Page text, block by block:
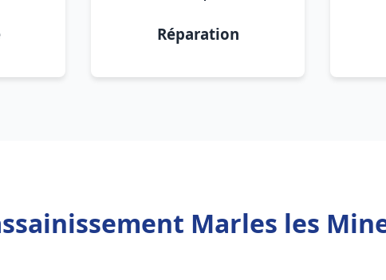
Réparation
Marles les